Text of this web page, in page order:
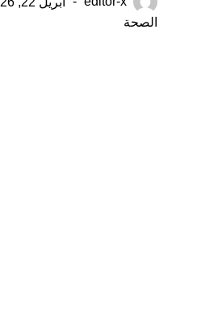
الصحة